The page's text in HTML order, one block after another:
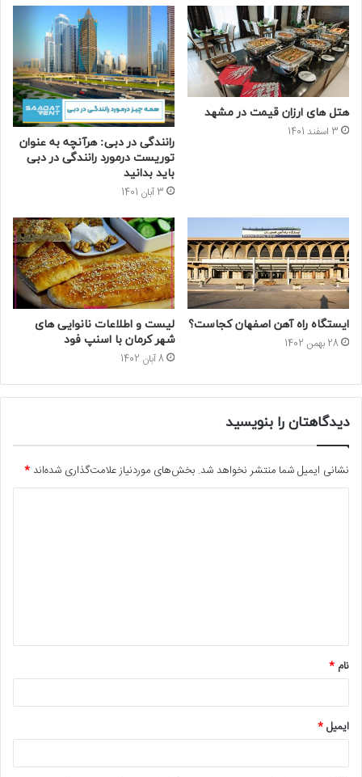
هتل های ارزان قیمت در مشهد
3 اسفند 1401
رانندگی در دبی: هرآنچه به عنوان
توریست درمورد رانندگی در دبی
باید بدانید
3 آبان 1401
ایستگاه راه آهن اصفهان کجاست؟
28 بهمن 1402
لیست و اطلاعات نانوایی های
شهر کرمان با اسنپ فود
8 آبان 1402
دیدگاهتان را بنویسید
نشانی ایمیل شما منتشر نخواهد شد. بخش‌های موردنیاز علامت‌گذاری شده‌اند*
*
نام *
ایمیل*